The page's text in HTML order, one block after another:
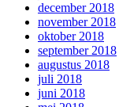
december 2018
november 2018
oktober 2018
september 2018
augustus 2018
juli 2018
juni 2018